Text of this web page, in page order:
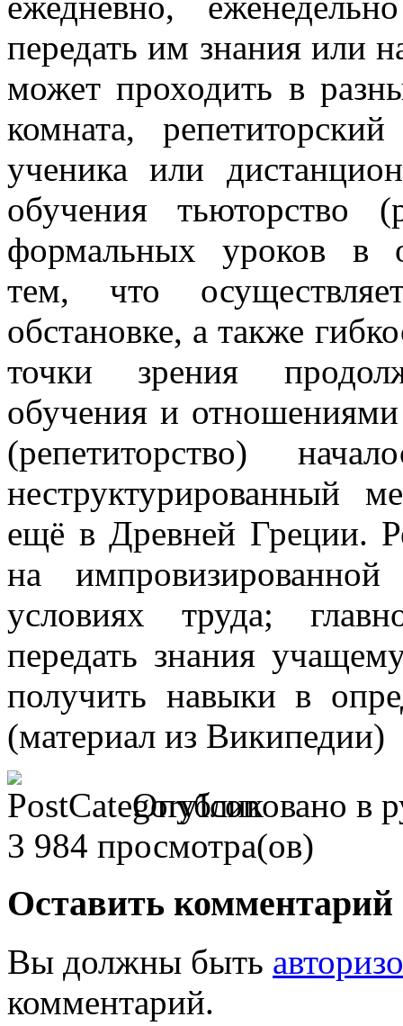
передать им знания или
может проходить в
комната,
ученика или
обучения тьюторство
формальных уроков в
тем, что
обстановке, а также
точки зрения
обучения и
(репетиторство)
неструктурированный
ещё в Древней Греции.
на
условиях труда;
передать знания
получить навыки в
(материал из Википедии)
Опубликовано в
3 984 просмотра(ов)
Оставить комментарий
Вы должны быть
комментарий.